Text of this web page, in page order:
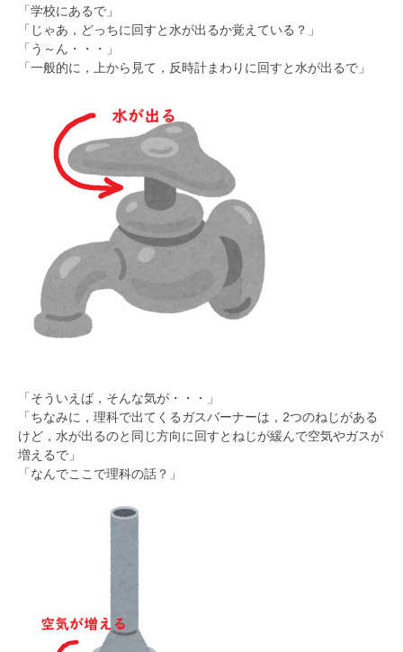
「学校にあるで」
「じゃあ，どっちに回すと水が出るか覚えている？」
「う～ん・・・」
「一般的に，上から見て，反時計まわりに回すと水が出るで」
「そういえば，そんな気が・・・」
「ちなみに，理科で出てくるガスバーナーは，2つのねじがある
けど，水が出るのと同じ方向に回すとねじが緩んで空気やガスが
増えるで」
「なんでここで理科の話？」